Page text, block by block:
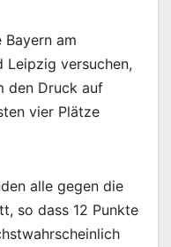
am
Leipzig versuchen,
den Druck auf
vier Plätze
alle gegen die
so dass 12 Punkte